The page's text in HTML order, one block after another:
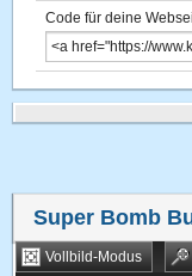
Code für deine
Super Bomb
Vollbild-Modus